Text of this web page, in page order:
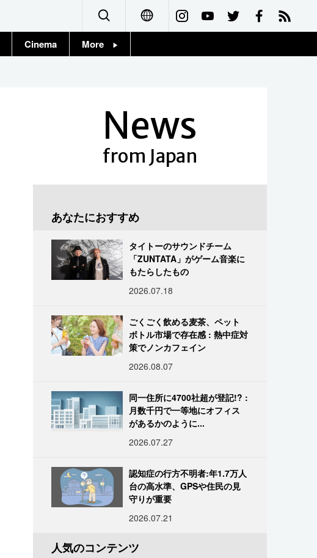
Français
Cinema More
News
from Japan
あなたにおすすめ
タイトーのサウンドチーム
「ZUNTATA」がゲーム音楽に
もたらしたもの
2026.07.18
ごくごく飲める麦茶、ペット
ボトル市場で存在感 : 熱中症対
策でノンカフェイン
2026.08.07
同一住所に4700社超が登記!? :
月数千円で一等地にオフィス
があるかのように...
2026.07.27
認知症の行方不明者:年1.7万人
台の高水準、GPSや住民の見
守りが重要
2026.07.21
人気のコンテンツ